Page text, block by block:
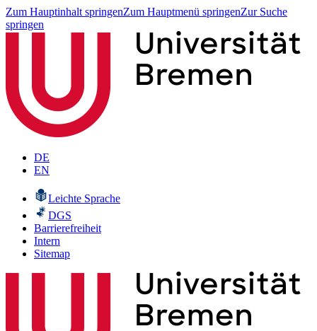
Zum Hauptinhalt springenZum Hauptmenü springenZur Suche
springen
DE
EN
Leichte Sprache
DGS
Barrierefreiheit
Intern
Sitemap